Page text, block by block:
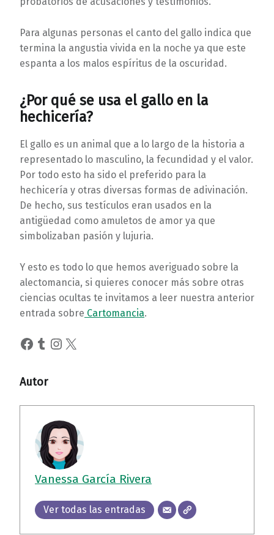
Para algunas personas el canto del gallo indica que
termina la angustia vivida en la noche ya que este
espanta a los malos espíritus de la oscuridad.
¿Por qué se usa el gallo en la
hechicería?
El gallo es un animal que a lo largo de la historia a
representado lo masculino, la fecundidad y el valor.
Por todo esto ha sido el preferido para la
hechicería y otras diversas formas de adivinación.
De hecho, sus testículos eran usados en la
antigüedad como amuletos de amor ya que
simbolizaban pasión y lujuria.
Y esto es todo lo que hemos averiguado sobre la
alectomancia, si quieres conocer más sobre otras
ciencias ocultas te invitamos a leer nuestra anterior
entrada sobre Cartomancia.
Facebook
Tumblr
Instagram
X
Autor
Vanessa García Rivera
Ver todas las entradas